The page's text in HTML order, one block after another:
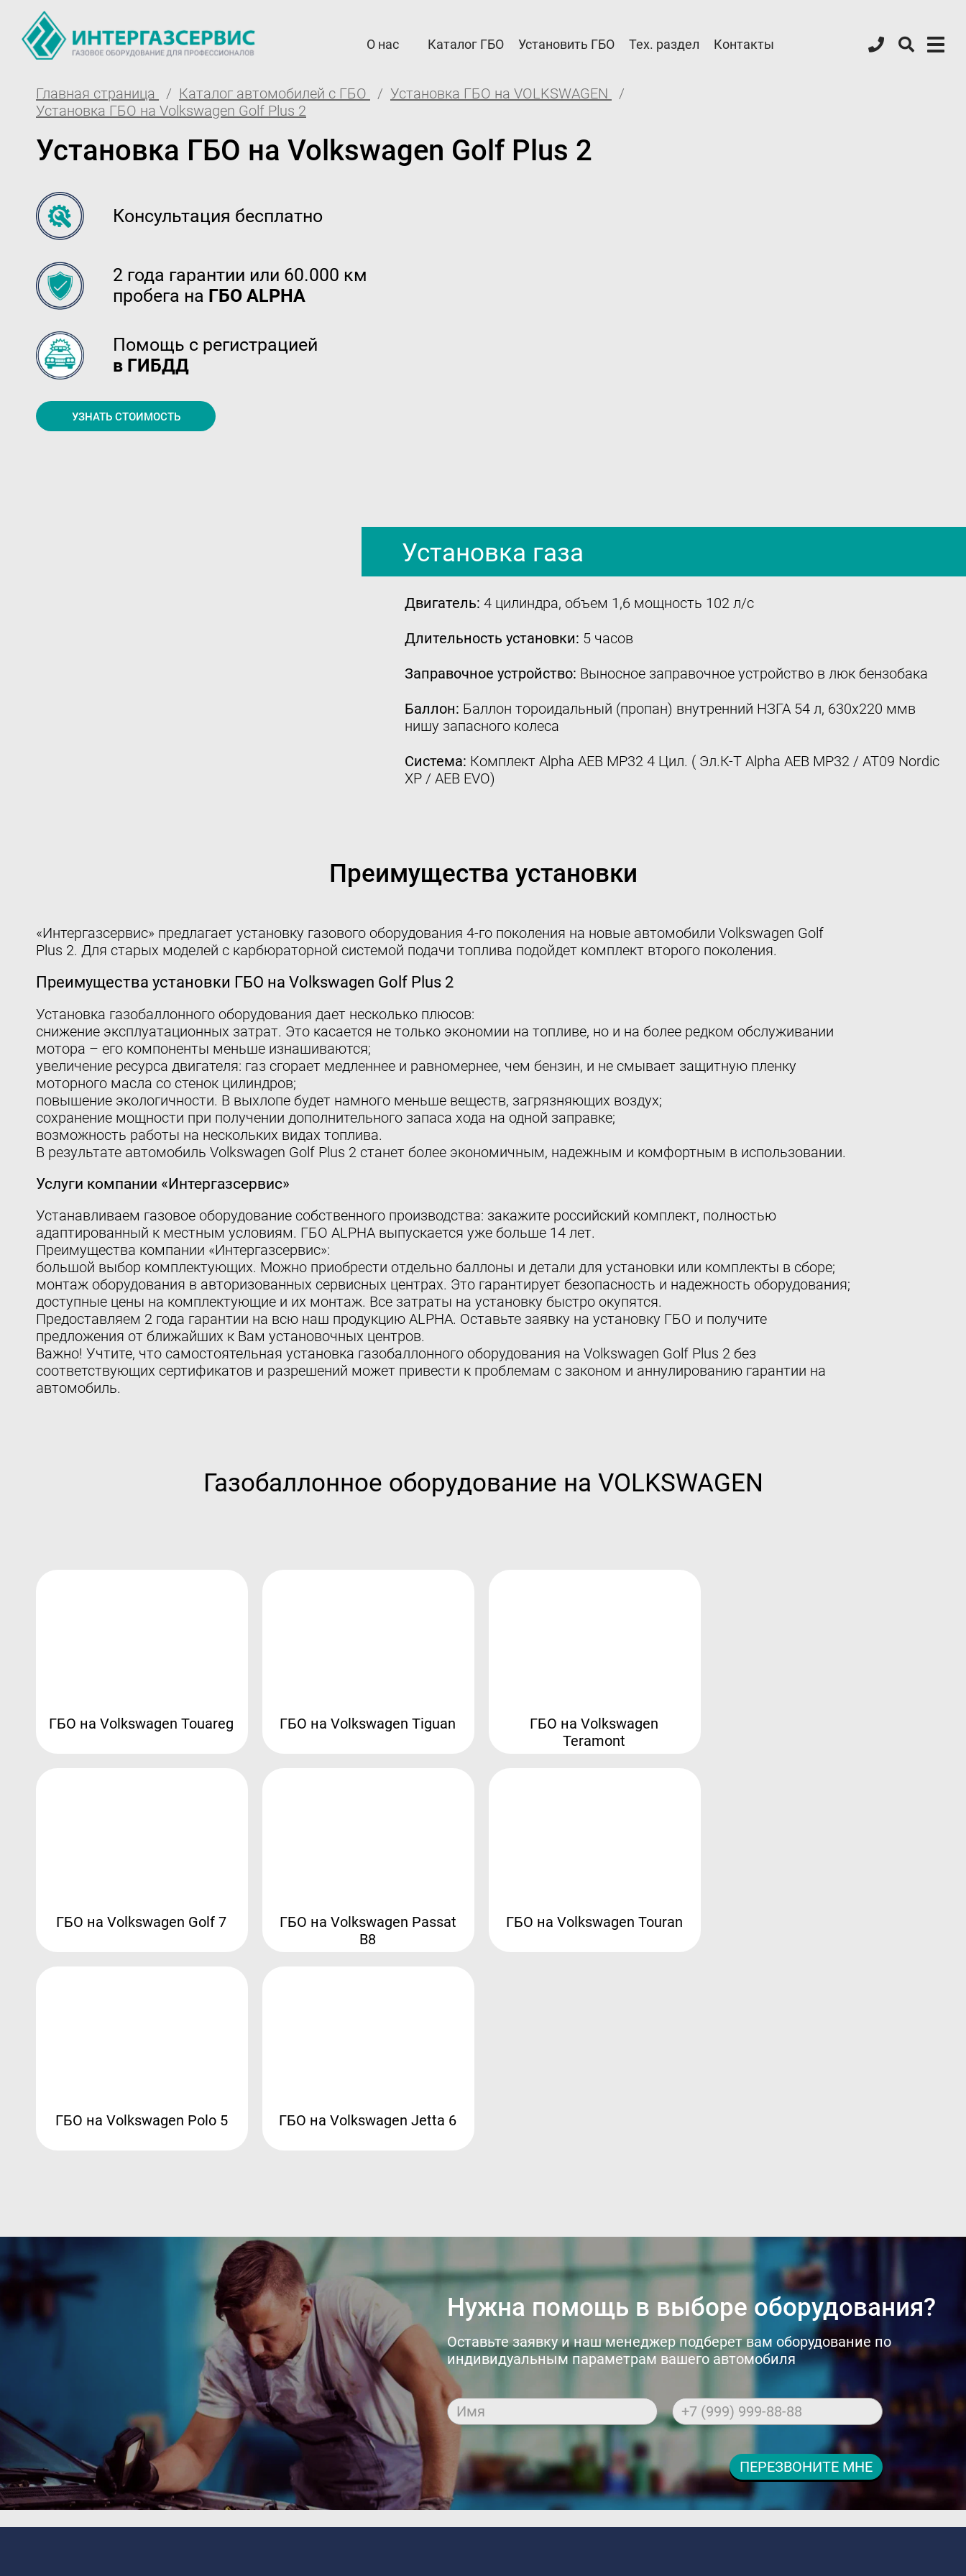
О нас Каталог ГБО Установить ГБО Тех. раздел Контакты
О компании
Новости
Вопросы и ответы
Вакансии
Документы компании
Оферта
Партнёрам
Доставка Партнерам
Тех. раздел
Вход для партнёров
Установить ГБО
Главная страница Каталог автомобилей с ГБО
Установка ГБО на VOLKSWAGEN
Установка ГБО на Volkswagen Golf Plus 2
Установка ГБО на Volkswagen Golf Plus 2
Консультация бесплатно
2 года гарантии или 60.000 км
пробега на ГБО ALPHA
Помощь с регистрацией
в ГИБДД
УЗНАТЬ СТОИМОСТЬ
Установка газа
Двигатель: 4 цилиндра, объем 1,6 мощность 102 л/с
Длительность установки: 5 часов
Заправочное устройство: Выносное заправочное устройство в люк бензобака
Баллон: Баллон тороидальный (пропан) внутренний НЗГА 54 л, 630х220 ммв
нишу запасного колеса
Система: Комплект Alpha AEB MP32 4 Цил. ( Эл.К-Т Alpha AEB MP32 / AT09 Nordic
XP / AEB EVO)
Преимущества установки
«Интергазсервис» предлагает установку газового оборудования 4-го поколения на новые автомобили Volkswagen Golf
Plus 2. Для старых моделей с карбюраторной системой подачи топлива подойдет комплект второго поколения.
Преимущества установки ГБО на Volkswagen Golf Plus 2
Установка газобаллонного оборудования дает несколько плюсов:
снижение эксплуатационных затрат. Это касается не только экономии на топливе, но и на более редком обслуживании
мотора – его компоненты меньше изнашиваются;
увеличение ресурса двигателя: газ сгорает медленнее и равномернее, чем бензин, и не смывает защитную пленку
моторного масла со стенок цилиндров;
повышение экологичности. В выхлопе будет намного меньше веществ, загрязняющих воздух;
сохранение мощности при получении дополнительного запаса хода на одной заправке;
возможность работы на нескольких видах топлива.
В результате автомобиль Volkswagen Golf Plus 2 станет более экономичным, надежным и комфортным в использовании.
Услуги компании «Интергазсервис»
Устанавливаем газовое оборудование собственного производства: закажите российский комплект, полностью
адаптированный к местным условиям. ГБО ALPHA выпускается уже больше 14 лет.
Преимущества компании «Интергазсервис»:
большой выбор комплектующих. Можно приобрести отдельно баллоны и детали для установки или комплекты в сборе;
монтаж оборудования в авторизованных сервисных центрах. Это гарантирует безопасность и надежность оборудования;
доступные цены на комплектующие и их монтаж. Все затраты на установку быстро окупятся.
Предоставляем 2 года гарантии на всю наш продукцию ALPHA. Оставьте заявку на установку ГБО и получите
предложения от ближайших к Вам установочных центров.
Важно! Учтите, что самостоятельная установка газобаллонного оборудования на Volkswagen Golf Plus 2 без
соответствующих сертификатов и разрешений может привести к проблемам с законом и аннулированию гарантии на
автомобиль.
Газобаллонное оборудование на VOLKSWAGEN
ГБО на Volkswagen Touareg ГБО на Volkswagen Tiguan
ГБО на Volkswagen
Teramont
ГБО на Volkswagen Golf 7
ГБО на Volkswagen Passat
B8
ГБО на Volkswagen Touran
ГБО на Volkswagen Polo 5 ГБО на Volkswagen Jetta 6
Нужна помощь в выборе оборудования?
Оставьте заявку и наш менеджер подберет вам оборудование по
индивидуальным параметрам вашего автомобиля
Имя +7 (999) 999-88-88
ПЕРЕЗВОНИТЕ МНЕ